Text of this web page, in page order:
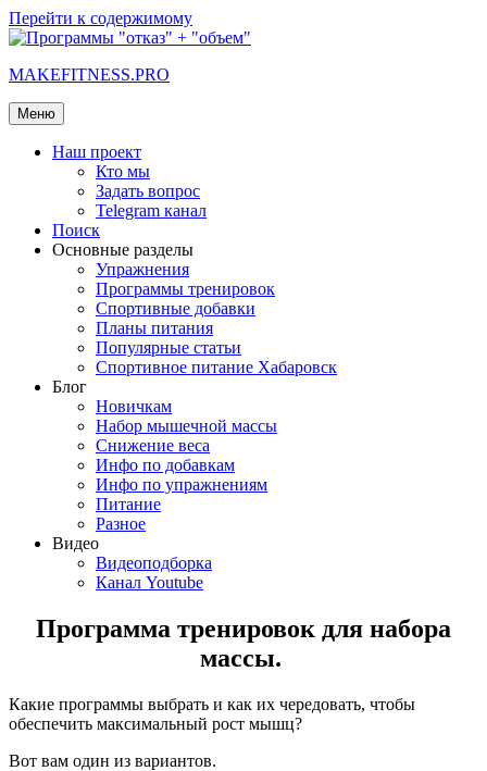
Перейти к содержимому
MAKEFITNESS.PRO
Меню
Наш проект
Кто мы
Задать вопрос
Telegram канал
Поиск
Основные разделы
Упражнения
Программы тренировок
Спортивные добавки
Планы питания
Популярные статьи
Спортивное питание Хабаровск
Блог
Новичкам
Набор мышечной массы
Снижение веса
Инфо по добавкам
Инфо по упражнениям
Питание
Разное
Видео
Видеоподборка
Канал Youtube
Программа тренировок для набора
массы.
Какие программы выбрать и как их чередовать, чтобы
обеспечить максимальный рост мышц?
Вот вам один из вариантов.